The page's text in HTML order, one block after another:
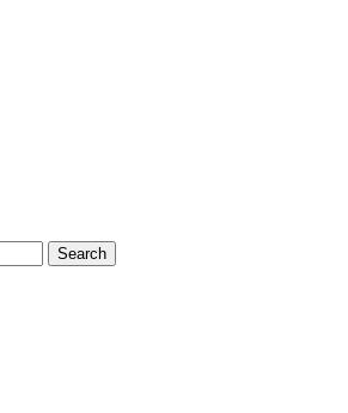
Search